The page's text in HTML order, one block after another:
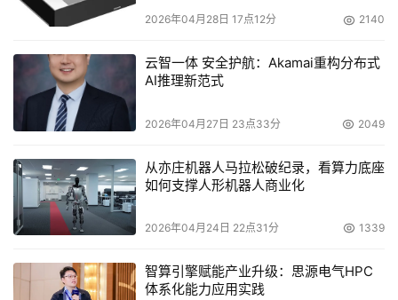
当全球存储产能被AI算力中心挤占时，中国车企至少有了一
贵的后备粮草。
本文来源于DOIT传媒，文章内容仅供参考，不构成投资建议。
2026年04月28日 17点12分 2140
云智一体 安全护航：Akamai重构分布式
AI推理新范式
2026年04月27日 23点33分 2049
从亦庄机器人马拉松破纪录，看算力底座
如何支撑人形机器人商业化
2026年04月24日 22点31分 1339
智算引擎赋能产业升级：思源电气HPC
体系化能力应用实践